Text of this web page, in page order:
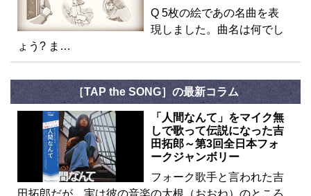
Q 5枚の絵であの名曲を表
現しました。曲名は何でし
ょう? ま…
［TAP the SONG］の最新コラム
「人間なんて」をマイク無
しで歌って伝説になった吉
田拓郎～第3回全日本フォ
ークジャンボリー
フォーク歌手と言われた吉